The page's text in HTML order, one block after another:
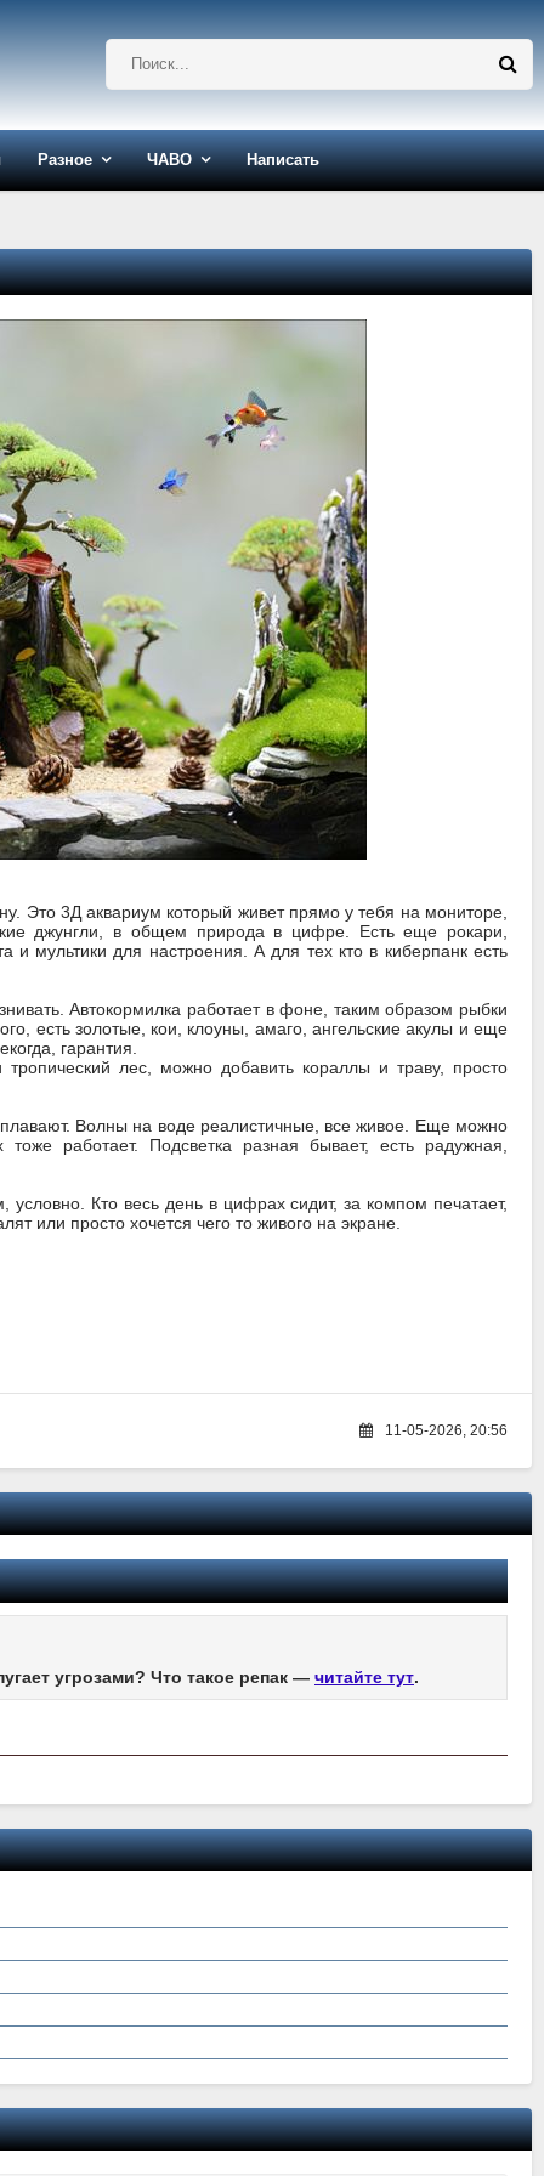
Разное ЧАВО Написать
Это 3Д аквариум который живет прямо у тебя на мониторе,
джунгли, в общем природа в цифре. Есть еще рокари,
мультики для настроения. А для тех кто в киберпанк есть
Автокормилка работает в фоне, таким образом рыбки
есть золотые, кои, клоуны, амаго, ангельские акулы и еще
гарантия.
лес, можно добавить кораллы и траву, просто
Волны на воде реалистичные, все живое. Еще можно
работает. Подсветка разная бывает, есть радужная,
Кто весь день в цифрах сидит, за компом печатает,
или просто хочется чего то живого на экране.
11-05-2026, 20:56
угрозами? Что такое репак — читайте тут.